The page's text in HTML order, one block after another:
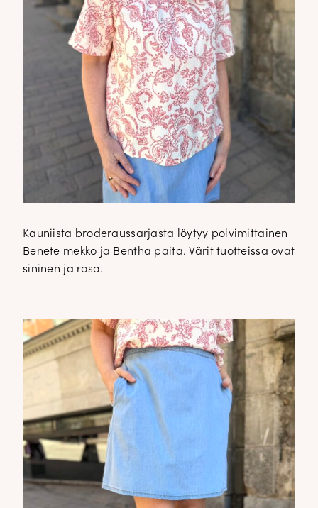
Kauniista broderaussarjasta löytyy polvimittainen
Benete mekko ja Bentha paita. Värit tuotteissa ovat
sininen ja rosa.